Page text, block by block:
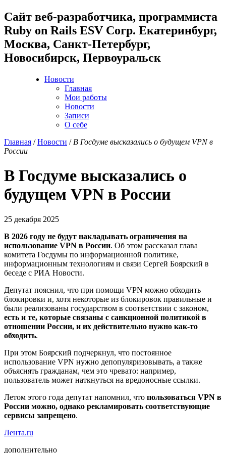
Cайт веб-разработчика, программиста
Ruby on Rails ESV Corp. Екатеринбург,
Москва, Санкт-Петербург,
Новосибирск, Первоуральск
Новости
Главная
Мои работы
Новости
Записи
О себе
Главная /Новости / В Госдуме высказались о будущем VPN в
России
В Госдуме высказались о
будущем VPN в России
25 декабря 2025
В 2026 году не будут накладывать ограничения на
использование VPN в России. Об этом рассказал глава
комитета Госдумы по информационной политике,
информационным технологиям и связи Сергей Боярский в
беседе с РИА Новости.
Депутат пояснил, что при помощи VPN можно обходить
блокировки и, хотя некоторые из блокировок правильные и
были реализованы государством в соответствии с законом,
есть и те, которые связаны с санкционной политикой в
отношении России, и их действительно нужно как-то
обходить.
При этом Боярский подчеркнул, что постоянное
использование VPN нужно депопуляризовывать, а также
объяснять гражданам, чем это чревато: например,
пользователь может наткнуться на вредоносные ссылки.
Летом этого года депутат напомнил, что пользоваться VPN в
России можно, однако рекламировать соответствующие
сервисы запрещено.
Лента.ru
дополнительно